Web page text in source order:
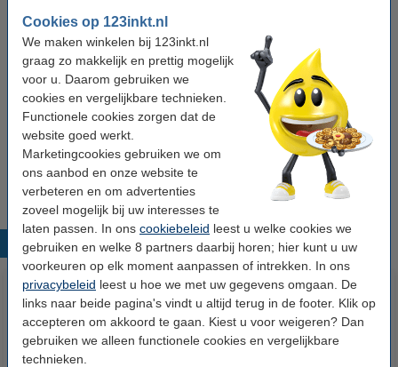
Cookies op 123inkt.nl
We maken winkelen bij 123inkt.nl
graag zo makkelijk en prettig mogelijk
voor u. Daarom gebruiken we
cookies en vergelijkbare technieken.
Functionele cookies zorgen dat de
website goed werkt.
Marketingcookies gebruiken we om
ons aanbod en onze website te
verbeteren en om advertenties
zoveel mogelijk bij uw interesses te
laten passen. In ons cookiebeleid leest u welke cookies we
gebruiken en welke 8 partners daarbij horen; hier kunt u uw
voorkeuren op elk moment aanpassen of intrekken. In ons
privacybeleid leest u hoe we met uw gegevens omgaan. De
links naar beide pagina's vindt u altijd terug in de footer. Klik op
accepteren om akkoord te gaan. Kiest u voor weigeren? Dan
gebruiken we alleen functionele cookies en vergelijkbare
technieken.
Tip: complete set bestellen
Canon PFI-701 multipack
MBK/BK/C/M/Y/PC/PM/GY (123inkt huismerk)
€ 1.377,50
Tip
Wij adviseren u om deze cartridge i.p.v. de originele cartridge te
nemen.
Populaire producten